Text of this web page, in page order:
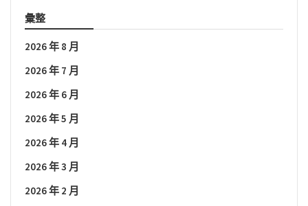
彙整
2026 年 8 月
2026 年 7 月
2026 年 6 月
2026 年 5 月
2026 年 4 月
2026 年 3 月
2026 年 2 月